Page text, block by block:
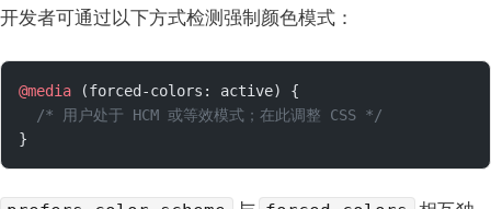
开发者可通过以下方式检测强制颜色模式：
@media (forced-colors: active) {
  /* 用户处于 HCM 或等效模式；在此调整 CSS */
}